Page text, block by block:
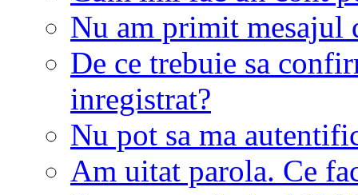
Nu am primit mesajul
De ce trebuie sa
inregistrat?
Nu pot sa ma
Am uitat parola. Ce